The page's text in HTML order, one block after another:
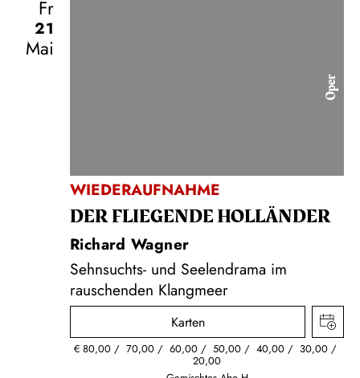
Fr
21
Mai
Oper
WIEDERAUFNAHME
DER FLIE­GEN­DE HOL­LÄN­DER
Richard Wagner
Sehnsuchts- und Seelendrama im
rauschenden Klangmeer
Karten
€ 80,00 70,00 60,00 50,00 40,00 30,00
20,00